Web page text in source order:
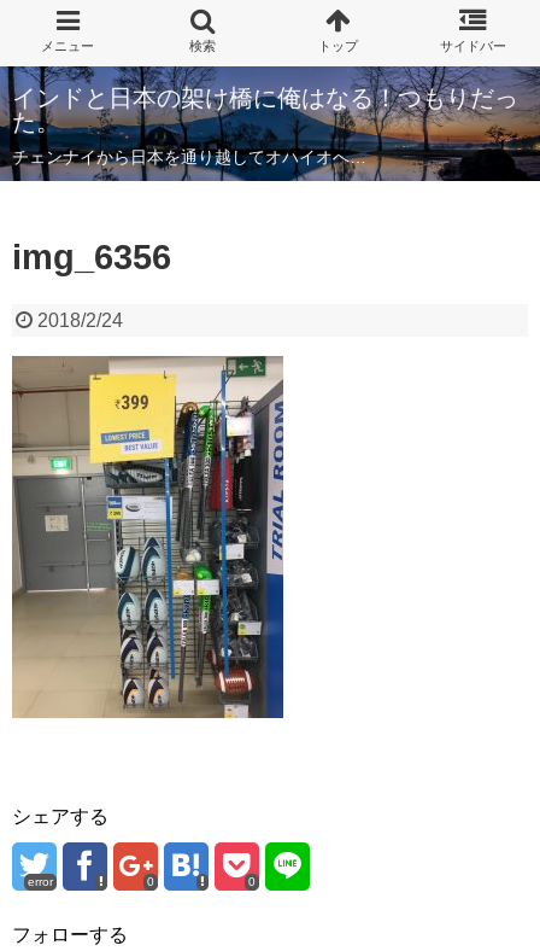
インドと日本の架け橋に俺はなる！つもりだっ
た。
チェンナイから日本を通り越してオハイオへ…
img_6356
2018/2/24
シェアする
error 0 0
フォローする